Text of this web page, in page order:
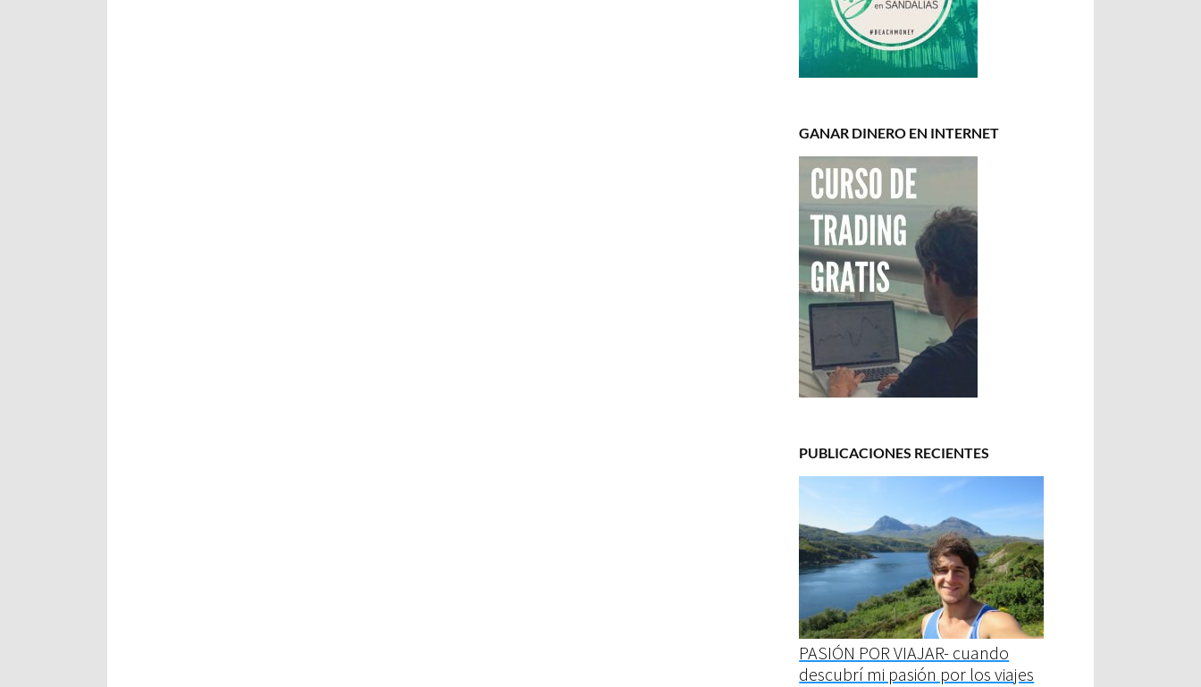
GANAR DINERO EN INTERNET
PUBLICACIONES RECIENTES
PASIÓN POR VIAJAR- cuando
descubrí mi pasión por los viajes